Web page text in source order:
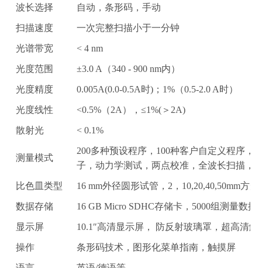
波长选择 自动，条形码，手动
扫描速度 一次完整扫描小于一分钟
光谱带宽 < 4 nm
光度范围 ±3.0 A（340 - 900 nm内）
光度精度 0.005A(0.0-0.5A时)；1%（0.5-2.0 A时）
光度线性 <0.5%（2A），≤1%(＞2A)
散射光 < 0.1%
测量模式
200多种预设程序，100种客户自定义程序，
子，动力学测试，两点校准，全波长扫描，
比色皿类型 16 mm外径圆形试管，2，10,20,40,50mm方
数据存储 16 GB Micro SDHC存储卡，5000组测量数据
显示屏 10.1″高清显示屏， 防反射玻璃罩，超高清
操作 条形码技术，图形化菜单指南，触摸屏